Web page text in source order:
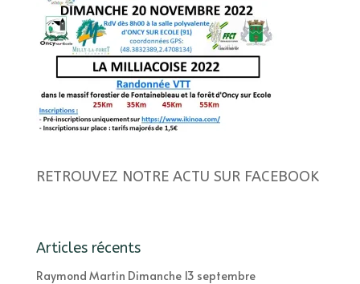
RETROUVEZ NOTRE ACTU SUR FACEBOOK
Articles récents
Raymond Martin Dimanche 13 septembre